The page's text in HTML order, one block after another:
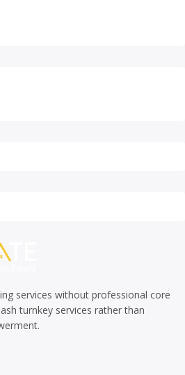
services without professional core
turnkey services rather than